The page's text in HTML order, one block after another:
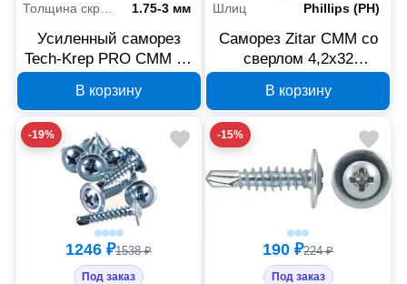
1.75-3 мм
Усиленный саморез
Tech-Krep PRO СММ св
В корзину
Шлиц
Phillips (PH)
Саморез Zitar СММ со
сверлом 4,2x32
146546
В корзину
-19%
1246 ₽1538 ₽
Под заказ
-15%
190 ₽224 ₽
Под заказ